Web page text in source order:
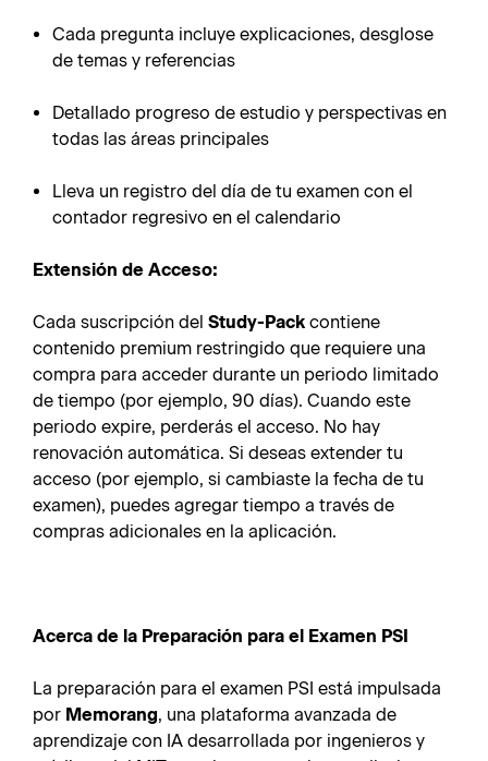
Cada pregunta incluye explicaciones, desglose
de temas y referencias
Detallado progreso de estudio y perspectivas en
todas las áreas principales
Lleva un registro del día de tu examen con el
contador regresivo en el calendario
Extensión de Acceso:
Cada suscripción del Study-Pack contiene
contenido premium restringido que requiere una
compra para acceder durante un periodo limitado
de tiempo (por ejemplo, 90 días). Cuando este
periodo expire, perderás el acceso. No hay
renovación automática. Si deseas extender tu
acceso (por ejemplo, si cambiaste la fecha de tu
examen), puedes agregar tiempo a través de
compras adicionales en la aplicación.
Acerca de la Preparación para el Examen PSI
La preparación para el examen PSI está impulsada
por Memorang, una plataforma avanzada de
aprendizaje con IA desarrollada por ingenieros y